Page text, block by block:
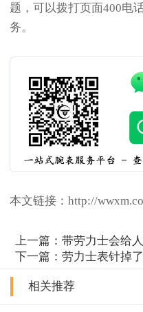
题，可以拨打页面400电
务。
本文链接：http://
上一篇：带劳力士会给
下一篇：劳力士表针掉
相关推荐